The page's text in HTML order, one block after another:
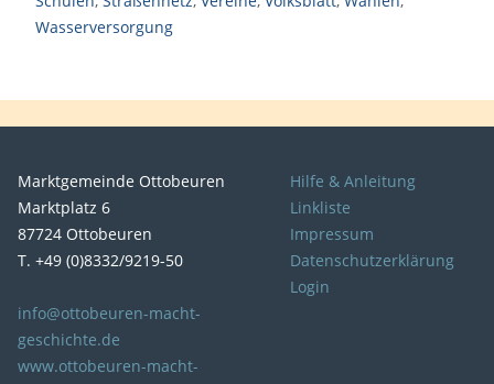
Wasserversorgung
Marktgemeinde Ottobeuren
Marktplatz 6
87724 Ottobeuren
T. +49 (0)8332/9219-50
info@ottobeuren-macht-
geschichte.de
www.ottobeuren-macht-
Hilfe & Anleitung
Linkliste
Impressum
Datenschutzerklärung
Login